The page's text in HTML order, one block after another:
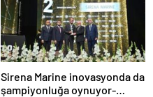
Sirena Marine inovasyonda da
şampiyonluğa oynuyor-